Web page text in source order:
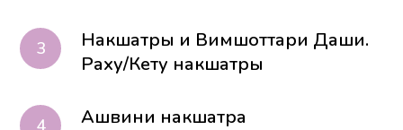
Накшатры и Вимшоттари Даши.
Раху/Кету накшатры
Ашвини накшатра